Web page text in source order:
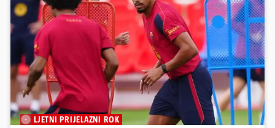
LJETNI PRIJELAZNI ROK